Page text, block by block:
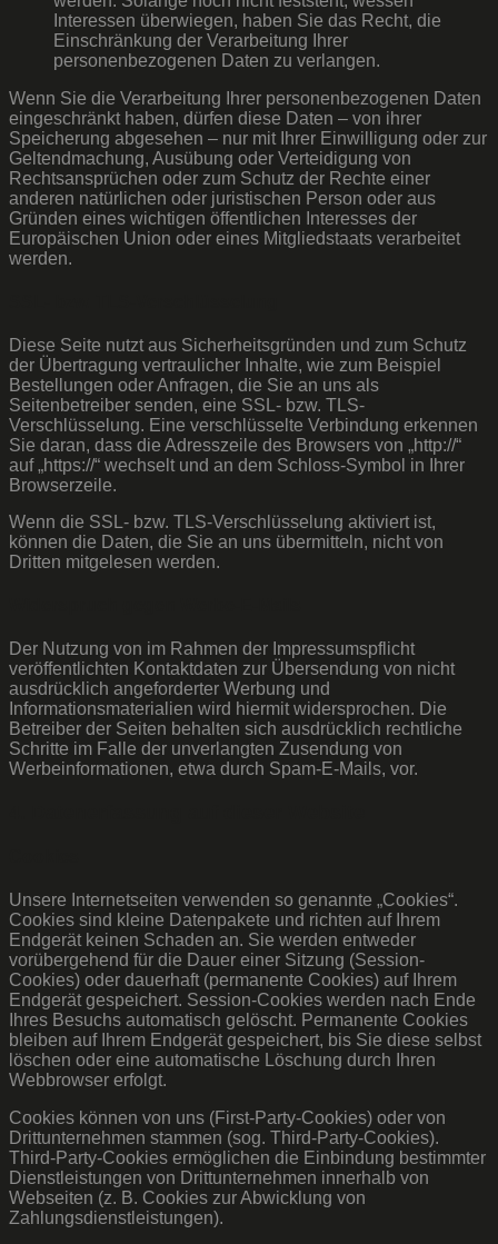
Interessen überwiegen, haben Sie das Recht, die
Einschränkung der Verarbeitung Ihrer
personenbezogenen Daten zu verlangen.
Wenn Sie die Verarbeitung Ihrer personenbezogenen Daten
eingeschränkt haben, dürfen diese Daten – von ihrer
Speicherung abgesehen – nur mit Ihrer Einwilligung oder zur
Geltendmachung, Ausübung oder Verteidigung von
Rechtsansprüchen oder zum Schutz der Rechte einer
anderen natürlichen oder juristischen Person oder aus
Gründen eines wichtigen öffentlichen Interesses der
Europäischen Union oder eines Mitgliedstaats verarbeitet
werden.
Diese Seite nutzt aus Sicherheitsgründen und zum Schutz
der Übertragung vertraulicher Inhalte, wie zum Beispiel
Bestellungen oder Anfragen, die Sie an uns als
Seitenbetreiber senden, eine SSL- bzw. TLS-
Verschlüsselung. Eine verschlüsselte Verbindung erkennen
Sie daran, dass die Adresszeile des Browsers von „http://“
auf „https://“ wechselt und an dem Schloss-Symbol in Ihrer
Browserzeile.
Wenn die SSL- bzw. TLS-Verschlüsselung aktiviert ist,
können die Daten, die Sie an uns übermitteln, nicht von
Dritten mitgelesen werden.
Der Nutzung von im Rahmen der Impressumspflicht
veröffentlichten Kontaktdaten zur Übersendung von nicht
ausdrücklich angeforderter Werbung und
Informationsmaterialien wird hiermit widersprochen. Die
Betreiber der Seiten behalten sich ausdrücklich rechtliche
Schritte im Falle der unverlangten Zusendung von
Werbeinformationen, etwa durch Spam-E-Mails, vor.
Unsere Internetseiten verwenden so genannte „Cookies“.
Cookies sind kleine Datenpakete und richten auf Ihrem
Endgerät keinen Schaden an. Sie werden entweder
vorübergehend für die Dauer einer Sitzung (Session-
Cookies) oder dauerhaft (permanente Cookies) auf Ihrem
Endgerät gespeichert. Session-Cookies werden nach Ende
Ihres Besuchs automatisch gelöscht. Permanente Cookies
bleiben auf Ihrem Endgerät gespeichert, bis Sie diese selbst
löschen oder eine automatische Löschung durch Ihren
Webbrowser erfolgt.
Cookies können von uns (First-Party-Cookies) oder von
Drittunternehmen stammen (sog. Third-Party-Cookies).
Third-Party-Cookies ermöglichen die Einbindung bestimmter
Dienstleistungen von Drittunternehmen innerhalb von
Webseiten (z. B. Cookies zur Abwicklung von
Zahlungsdienstleistungen).